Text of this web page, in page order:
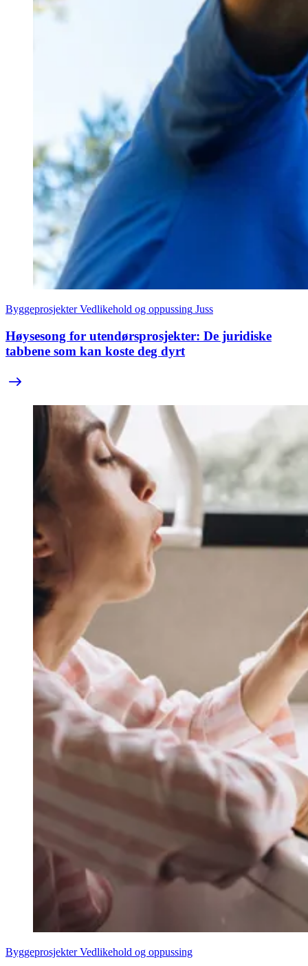
Byggeprosjekter Vedlikehold og oppussing Juss
Høysesong for utendørsprosjekter: De juridiske
tabbene som kan koste deg dyrt
Byggeprosjekter Vedlikehold og oppussing